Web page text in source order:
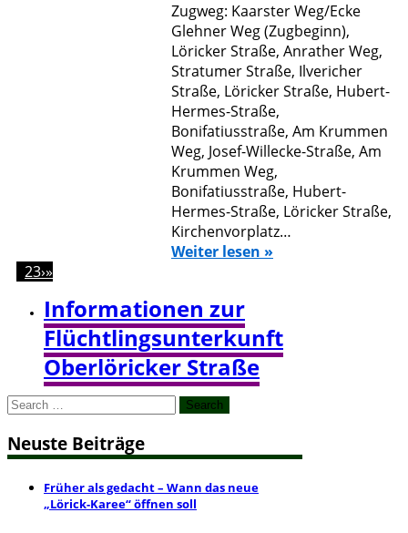
Zugweg: Kaarster Weg/Ecke
Glehner Weg (Zugbeginn),
Löricker Straße, Anrather Weg,
Stratumer Straße, Ilvericher
Straße, Löricker Straße, Hubert-
Hermes-Straße,
Bonifatiusstraße, Am Krummen
Weg, Josef-Willecke-Straße, Am
Krummen Weg,
Bonifatiusstraße, Hubert-
Hermes-Straße, Löricker Straße,
Kirchenvorplatz…
Weiter lesen »
23›»
Informationen zur
Flüchtlingsunterkunft
Oberlöricker Straße
Search
Neuste Beiträge
Früher als gedacht – Wann das neue
„Lörick-Karee“ öffnen soll